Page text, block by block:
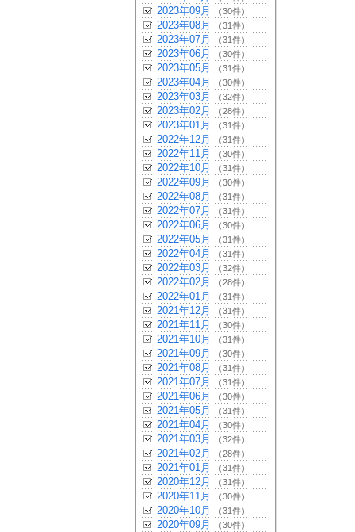
2023年09月 （30件）
2023年08月 （31件）
2023年07月 （31件）
2023年06月 （30件）
2023年05月 （31件）
2023年04月 （30件）
2023年03月 （32件）
2023年02月 （28件）
2023年01月 （31件）
2022年12月 （31件）
2022年11月 （30件）
2022年10月 （31件）
2022年09月 （30件）
2022年08月 （31件）
2022年07月 （31件）
2022年06月 （30件）
2022年05月 （31件）
2022年04月 （31件）
2022年03月 （32件）
2022年02月 （28件）
2022年01月 （31件）
2021年12月 （31件）
2021年11月 （30件）
2021年10月 （31件）
2021年09月 （30件）
2021年08月 （31件）
2021年07月 （31件）
2021年06月 （30件）
2021年05月 （31件）
2021年04月 （30件）
2021年03月 （32件）
2021年02月 （28件）
2021年01月 （31件）
2020年12月 （31件）
2020年11月 （30件）
2020年10月 （31件）
2020年09月 （30件）